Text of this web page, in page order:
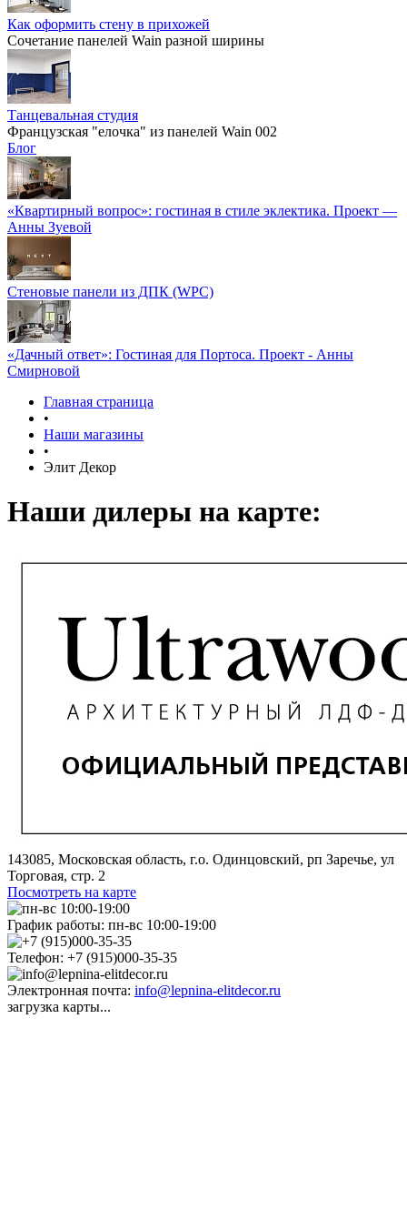
Как оформить стену в прихожей
Сочетание панелей Wain разной ширины
Танцевальная студия
Французская "елочка" из панелей Wain 002
Блог
«Квартирный вопрос»: гостиная в стиле эклектика. Проект —
Анны Зуевой
Стеновые панели из ДПК (WPC)
«Дачный ответ»: Гостиная для Портоса. Проект - Анны
Смирновой
Главная страница
•
Наши магазины
•
Элит Декор
Наши дилеры на карте:
143085, Московская область, г.о. Одинцовский, рп Заречье, ул
Торговая, стр. 2
Посмотреть на карте
График работы: пн-вс 10:00-19:00
Телефон: +7 (915)000-35-35
Электронная почта: info@lepnina-elitdecor.ru
загрузка карты...